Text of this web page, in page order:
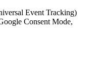
Event Tracking)
Consent Mode,